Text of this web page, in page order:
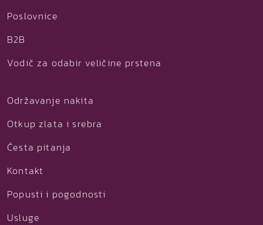
Poslovnice
B2B
Vodič za odabir veličine prstena
Održavanje nakita
Otkup zlata i srebra
Česta pitanja
Kontakt
Popusti i pogodnosti
Usluge